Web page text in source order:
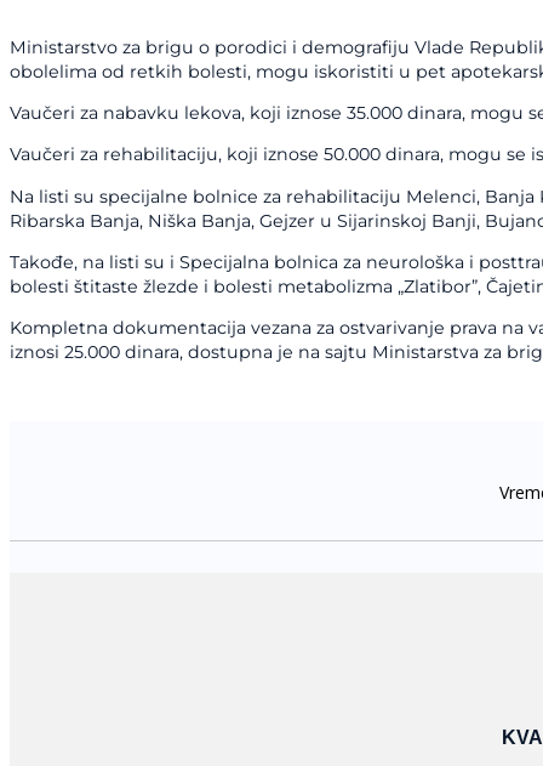
Ministarstvo za brigu o porodici i demografiju Vlade
obolelima od retkih bolesti, mogu iskoristiti u pet
Vaučeri za nabavku lekova, koji iznose 35.000 dinara, mogu
Vaučeri za rehabilitaciju, koji iznose 50.000 dinara, mogu se
Na listi su specijalne bolnice za rehabilitaciju Melenci,
Ribarska Banja, Niška Banja, Gejzer u Sijarinskoj Banji,
Takođe, na listi su i Specijalna bolnica za neurološka i
bolesti štitaste žlezde i bolesti metabolizma „Zlatibor”,
Kompletna dokumentacija vezana za ostvarivanje prava na
iznosi 25.000 dinara, dostupna je na sajtu Ministarstva za